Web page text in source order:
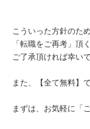
こういった方針のた
「転職をご再考」頂
ご了承頂ければ幸い
また、【全て無料】
まずは、お気軽に「